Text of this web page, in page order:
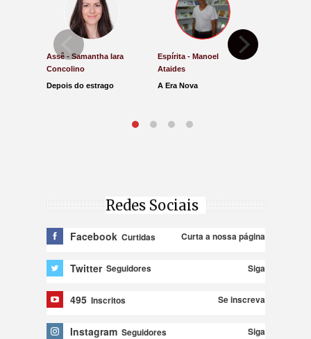
Assê - Samantha Iara
Concolino
Depois do estrago
Espírita - Manoel
Ataides
A Era Nova
Redes Sociais
Facebook Curtidas Curta a nossa página
Twitter Seguidores Siga
495 Inscritos Se inscreva
Instagram Seguidores Siga